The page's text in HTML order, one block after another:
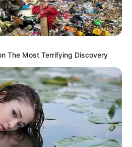
di sinetron bersama Siti
Wulan(2018).
sinetron, akhirnya ia debut di film
Daging(2019).
dengan aktor dan aktris senior
Estelle Linden dan banyak
The Most Terrifying Discovery